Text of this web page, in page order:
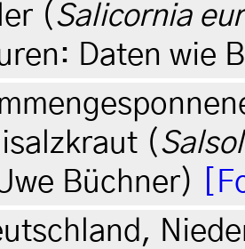
(Salicornia
Daten wie
(
Büchner)